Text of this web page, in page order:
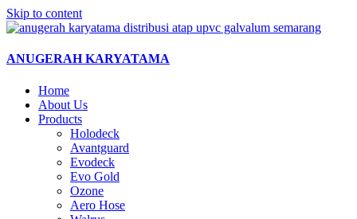
Skip to content
ANUGERAH KARYATAMA
Home
About Us
Products
Holodeck
Avantguard
Evodeck
Evo Gold
Ozone
Aero Hose